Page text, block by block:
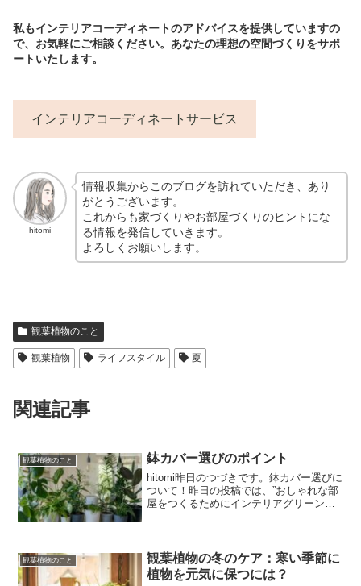
私もインテリアコーディネートのアドバイスを提供していますの
で、お気軽にご相談ください。あなたの理想の空間づくりをサポ
ートいたします。
インテリアコーディネートサービス
hitomi
情報収集からこのブログを訪れていただき、あり
がとうございます。
これからも家づくりやお部屋づくりのヒントにな
る情報を発信していきます。
よろしくお願いします。
観葉植物のこと
観葉植物 ライフスタイル 夏
関連記事
観葉植物のこと 鉢カバー選びのポイント
hitomi昨日のつづきです。鉢カバー選びに
ついて！昨日の投稿では、”おしゃれな部
屋をつくるためにインテリアグリーンを
して”選ぶポ...
観葉植物のこと
観葉植物の冬のケア：寒い季節に
植物を元気に保つには？